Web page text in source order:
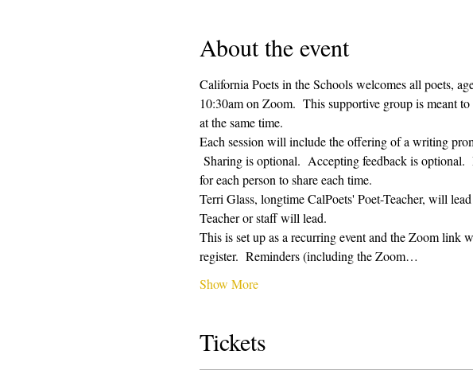
About the event
California Poets in the Schools welcomes all poets,
10:30am on Zoom.  This supportive group is meant
at the same time.
Each session will include the offering of a writing
Sharing is optional.  Accepting feedback is optional.
for each person to share each time.
Terri Glass, longtime CalPoets' Poet-Teacher, will
Teacher or staff will lead.
This is set up as a recurring event and the Zoom link
register.  Reminders (including the Zoom…
Show More
Tickets